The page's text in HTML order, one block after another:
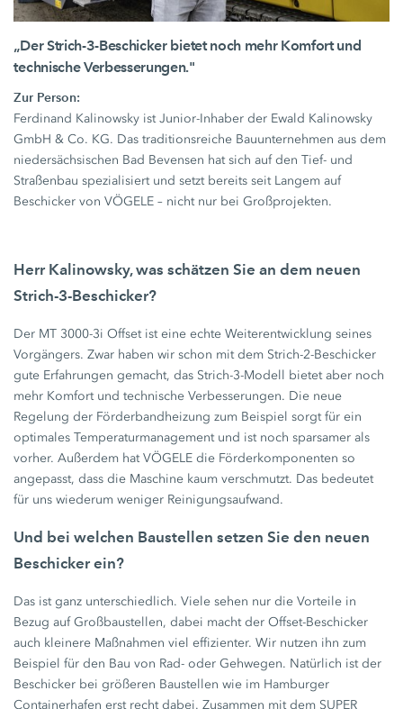
„Der Strich-3-Beschicker bietet noch mehr Komfort und
technische Verbesserungen."
Zur Person:
Ferdinand Kalinowsky ist Junior-Inhaber der Ewald Kalinowsky
GmbH & Co. KG. Das traditionsreiche Bauunternehmen aus dem
niedersächsischen Bad Bevensen hat sich auf den Tief- und
Straßenbau spezialisiert und setzt bereits seit Langem auf
Beschicker von VÖGELE – nicht nur bei Großprojekten.
Herr Kalinowsky, was schätzen Sie an dem neuen
Strich-3-Beschicker?
Der MT 3000-3i Offset ist eine echte Weiterentwicklung seines
Vorgängers. Zwar haben wir schon mit dem Strich-2-Beschicker
gute Erfahrungen gemacht, das Strich-3-Modell bietet aber noch
mehr Komfort und technische Verbesserungen. Die neue
Regelung der Förderbandheizung zum Beispiel sorgt für ein
optimales Temperaturmanagement und ist noch sparsamer als
vorher. Außerdem hat VÖGELE die Förderkomponenten so
angepasst, dass die Maschine kaum verschmutzt. Das bedeutet
für uns wiederum weniger Reinigungsaufwand.
Und bei welchen Baustellen setzen Sie den neuen
Beschicker ein?
Das ist ganz unterschiedlich. Viele sehen nur die Vorteile in
Bezug auf Großbaustellen, dabei macht der Offset-Beschicker
auch kleinere Maßnahmen viel effizienter. Wir nutzen ihn zum
Beispiel für den Bau von Rad- oder Gehwegen. Natürlich ist der
Beschicker bei größeren Baustellen wie im Hamburger
Containerhafen erst recht dabei. Zusammen mit dem SUPER